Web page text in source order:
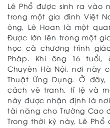
Lê Phổ được sinh ra vào
trong một gia đình Việt
ông, Lê Hoan là một
Được lớn lên trong một
học cả chương trình
Pháp. Khi ông 16 tuổi,
Chuyên Hà Nội, nơi này
Thuật Ứng Dụng. Ở
cách vẽ tranh, tỉ lệ và
này được nhận định là
tài năng cho Trường Cao
Trong thời kỳ này, Lê